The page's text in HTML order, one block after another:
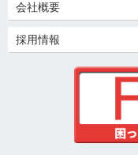
会社概要
採用情報